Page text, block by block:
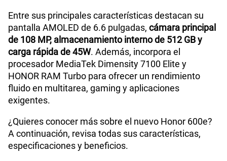
Entre sus principales características destacan su
pantalla AMOLED de 6.6 pulgadas, cámara principal
de 108 MP, almacenamiento interno de 512 GB y
carga rápida de 45W. Además, incorpora el
procesador MediaTek Dimensity 7100 Elite y
HONOR RAM Turbo para ofrecer un rendimiento
fluido en multitarea, gaming y aplicaciones
exigentes.
¿Quieres conocer más sobre el nuevo Honor 600e?
A continuación, revisa todas sus características,
especificaciones y beneficios.